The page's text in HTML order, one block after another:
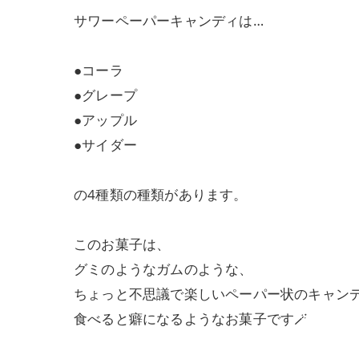
サワーペーパーキャンディは…
●コーラ
●グレープ
●アップル
●サイダー
の4種類の種類があります。
このお菓子は、
グミのようなガムのような、
ちょっと不思議で楽しいペーパー状のキャン
食べると癖になるようなお菓子です🪄